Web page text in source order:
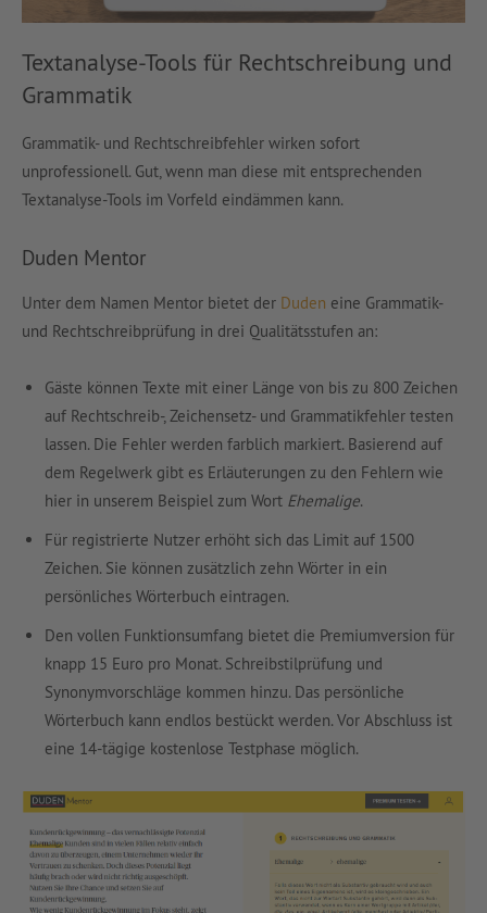
Textanalyse-Tools für Rechtschreibung und
Grammatik
Grammatik- und Rechtschreibfehler wirken sofort
unprofessionell. Gut, wenn man diese mit entsprechenden
Textanalyse-Tools im Vorfeld eindämmen kann.
Duden Mentor
Unter dem Namen Mentor bietet der Duden eine Grammatik-
und Rechtschreibprüfung in drei Qualitätsstufen an:
Gäste können Texte mit einer Länge von bis zu 800 Zeichen
auf Rechtschreib-, Zeichensetz- und Grammatikfehler testen
lassen. Die Fehler werden farblich markiert. Basierend auf
dem Regelwerk gibt es Erläuterungen zu den Fehlern wie
hier in unserem Beispiel zum Wort Ehemalige.
Für registrierte Nutzer erhöht sich das Limit auf 1500
Zeichen. Sie können zusätzlich zehn Wörter in ein
persönliches Wörterbuch eintragen.
Den vollen Funktionsumfang bietet die Premiumversion für
knapp 15 Euro pro Monat. Schreibstilprüfung und
Synonymvorschläge kommen hinzu. Das persönliche
Wörterbuch kann endlos bestückt werden. Vor Abschluss ist
eine 14-tägige kostenlose Testphase möglich.